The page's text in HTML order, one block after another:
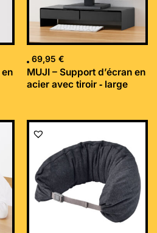
69,95 €
MUJI – Support d’écran en
acier avec tiroir ‐ large